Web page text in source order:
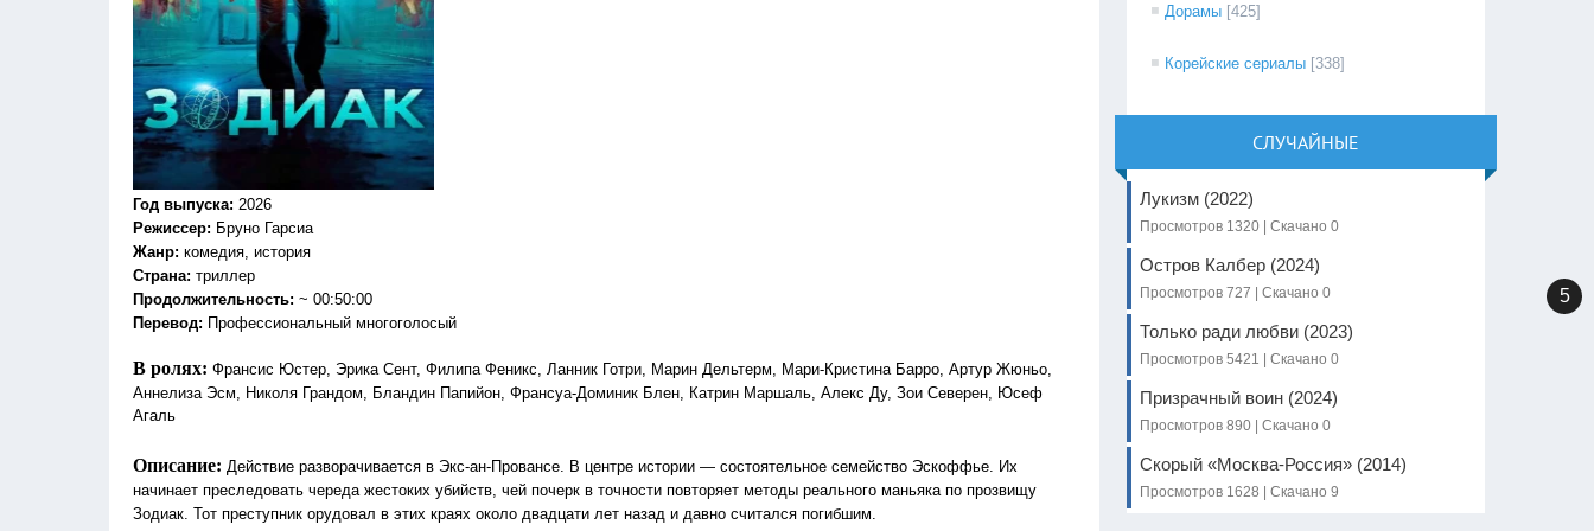
Год выпуска: 2026
Режиссер: Бруно Гарсиа
Жанр: комедия, история
Страна: триллер
Продолжительность: ~ 00:50:00
Перевод: Профессиональный многоголосый
В ролях: Франсис Юстер, Эрика Сент, Филипа Феникс, Ланник Готри, Марин Дельтерм, Мари-Кристина Барро, Артур Жюньо,
Аннелиза Эсм, Николя Грандом, Бландин Папийон, Франсуа-Доминик Блен, Катрин Маршаль, Алекс Ду, Зои Северен, Юсеф
Агаль
Описание: Действие разворачивается в Экс-ан-Провансе. В центре истории — состоятельное семейство Эскоффье. Их
начинает преследовать череда жестоких убийств, чей почерк в точности повторяет методы реального маньяка по прозвищу
Зодиак. Тот преступник орудовал в этих краях около двадцати лет назад и давно считался погибшим.
Дорамы [425]
Корейские сериалы [338]
СЛУЧАЙНЫЕ
Лукизм (2022)
Просмотров 1320 | Скачано 0
Остров Калбер (2024)
Просмотров 727 | Скачано 0
Только ради любви (2023)
Просмотров 5421 | Скачано 0
Призрачный воин (2024)
Просмотров 890 | Скачано 0
Скорый «Москва-Россия» (2014)
Просмотров 1628 | Скачано 9
5